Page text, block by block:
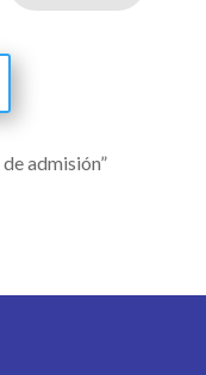
admisión”